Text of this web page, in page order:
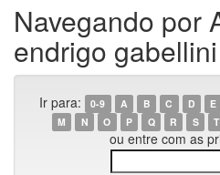
Navegando por
endrigo
Ir para: 0-9 A B C D E
M
N O P Q R S T
ou entre com as